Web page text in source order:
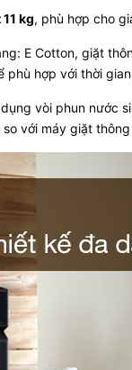
kg, phù hợp cho
E Cotton, giặt
phù hợp với thời
vòi phun nước
so với máy giặt